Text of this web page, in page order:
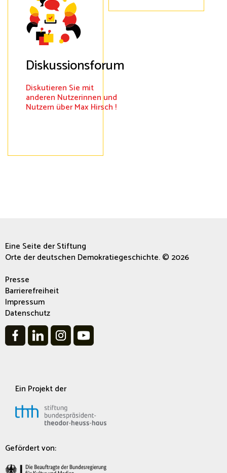
Diskussionsforum
Diskutieren Sie mit
anderen Nutzerinnen und
Nutzern über Max Hirsch !
Eine Seite der Stiftung
Orte der deutschen Demokratiegeschichte. © 2026
Presse
Barrierefreiheit
Impressum
Datenschutz
Ein Projekt der
Gefördert von: